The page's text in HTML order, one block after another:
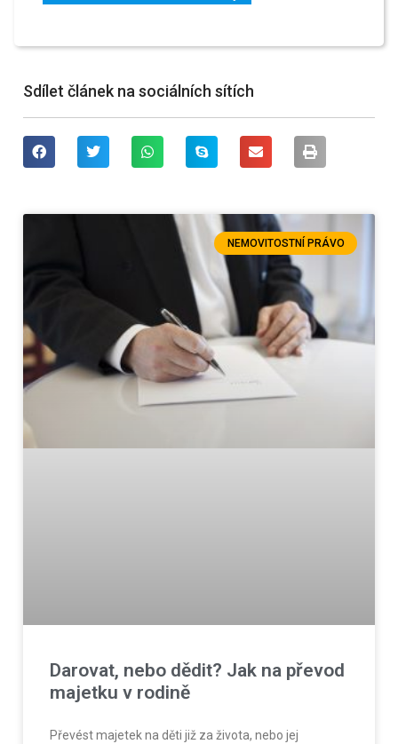
Sdílet článek na sociálních sítích
NEMOVITOSTNÍ PRÁVO
Darovat, nebo dědit? Jak na převod
majetku v rodině
Převést majetek na děti již za života, nebo jej